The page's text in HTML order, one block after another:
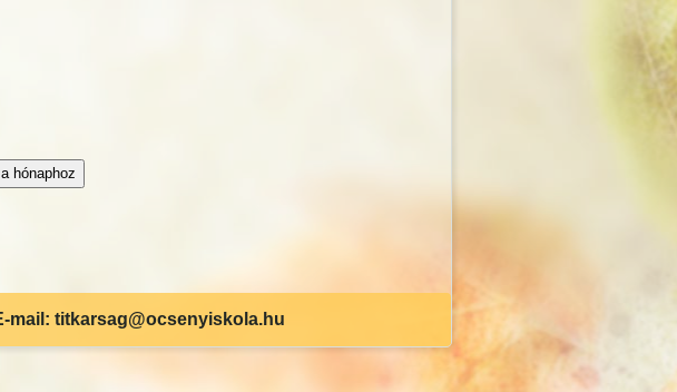
hónaphoz
mail: titkarsag@ocsenyiskola.hu